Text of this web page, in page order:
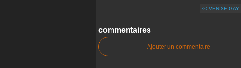
<< VENISE GAY
commentaires
Ajouter un commentaire